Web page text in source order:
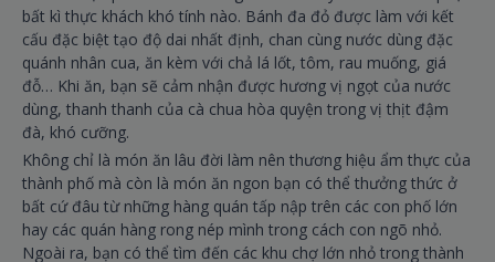
bất kì thực khách khó tính nào. Bánh đa đỏ được làm với kết
cấu đặc biệt tạo độ dai nhất định, chan cùng nước dùng đặc
quánh nhân cua, ăn kèm với chả lá lốt, tôm, rau muống, giá
đỗ… Khi ăn, bạn sẽ cảm nhận được hương vị ngọt của nước
dùng, thanh thanh của cà chua hòa quyện trong vị thịt đậm
đà, khó cưỡng.
Không chỉ là món ăn lâu đời làm nên thương hiệu ẩm thực của
thành phố mà còn là món ăn ngon bạn có thể thưởng thức ở
bất cứ đâu từ những hàng quán tấp nập trên các con phố lớn
hay các quán hàng rong nép mình trong cách con ngõ nhỏ.
Ngoài ra, bạn có thể tìm đến các khu chợ lớn nhỏ trong thành